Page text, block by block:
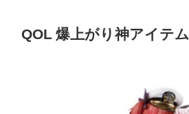
QOL 爆上がり神アイテム